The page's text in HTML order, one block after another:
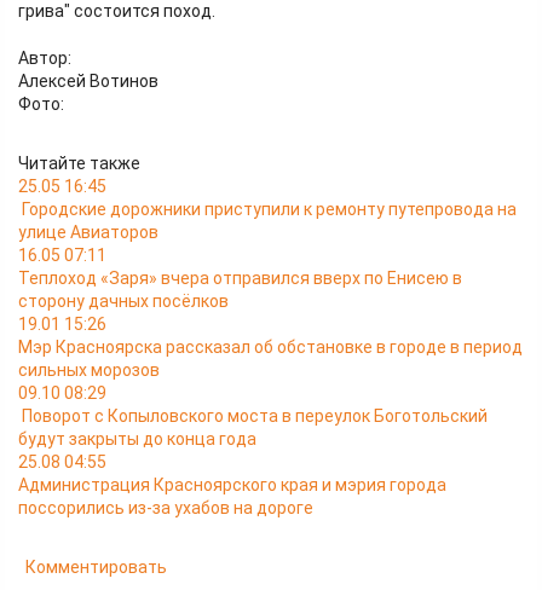
грива" состоится поход.
Автор:
Алексей Вотинов
Фото:
Читайте также
25.05 16:45
Городские дорожники приступили к ремонту путепровода на
улице Авиаторов
16.05 07:11
Теплоход «Заря» вчера отправился вверх по Енисею в
сторону дачных посёлков
19.01 15:26
Мэр Красноярска рассказал об обстановке в городе в период
сильных морозов
09.10 08:29
Поворот с Копыловского моста в переулок Боготольский
будут закрыты до конца года
25.08 04:55
Администрация Красноярского края и мэрия города
поссорились из-за ухабов на дороге
Комментировать